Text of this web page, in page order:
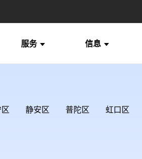
服务 信息
静安区 普陀区 虹口区